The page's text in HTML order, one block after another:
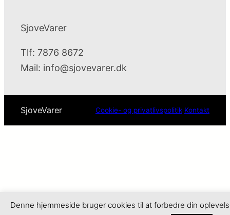
SjoveVarer
Tlf: 7876 8672
Mail: info@sjovevarer.dk
SjoveVarer Cookie- og privatlivspolitik Kontakt
Denne hjemmeside bruger cookies til at forbedre din